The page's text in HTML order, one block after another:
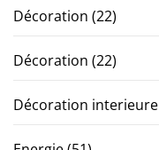
Décoration (22)
Décoration (22)
Décoration interieure